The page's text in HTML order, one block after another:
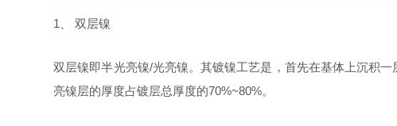
1、 双层镍
双层镍即半光亮镍/光亮镍。其镀镍工艺是，首先在基体上沉积
亮镍层的厚度占镀层总厚度的70%~80%。